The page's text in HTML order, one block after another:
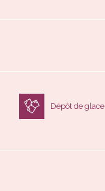
Dépôt de glace